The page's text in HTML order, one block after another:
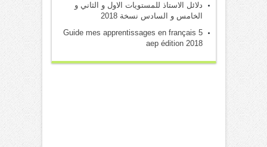
دلائل الاستاذ للمستويات الاول و الثاني و
الخامس و السادس نسخة 2018
Guide mes apprentissages en français 5
aep édition 2018